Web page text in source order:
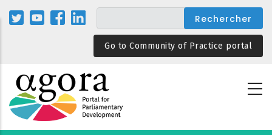
Aller
au
Go to Community of Practice portal